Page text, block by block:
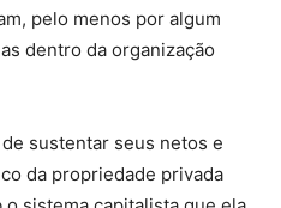
pelo menos por algum
dentro da organização
sustentar seus netos e
da propriedade privada